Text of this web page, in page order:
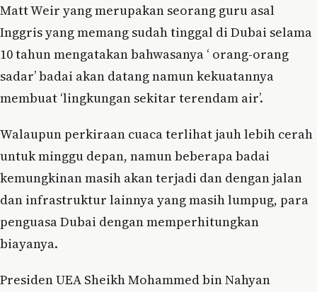
Matt Weir yang merupakan seorang guru asal
Inggris yang memang sudah tinggal di Dubai selama
10 tahun mengatakan bahwasanya ‘ orang-orang
sadar’ badai akan datang namun kekuatannya
membuat ‘lingkungan sekitar terendam air’.
Walaupun perkiraan cuaca terlihat jauh lebih cerah
untuk minggu depan, namun beberapa badai
kemungkinan masih akan terjadi dan dengan jalan
dan infrastruktur lainnya yang masih lumpug, para
penguasa Dubai dengan memperhitungkan
biayanya.
Presiden UEA Sheikh Mohammed bin Nahyan